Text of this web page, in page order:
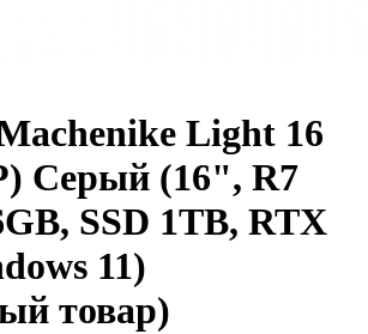
Light 16
Серый (16", R7
SSD 1TB, RTX
11)
товар)